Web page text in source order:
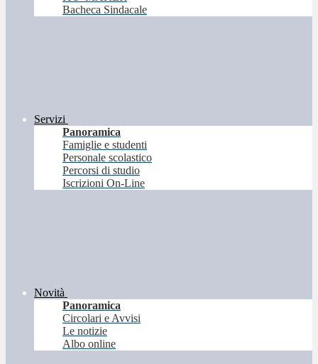
Bacheca Sindacale
Servizi
Panoramica
Famiglie e studenti
Personale scolastico
Percorsi di studio
Iscrizioni On-Line
Novità
Panoramica
Circolari e Avvisi
Le notizie
Albo online